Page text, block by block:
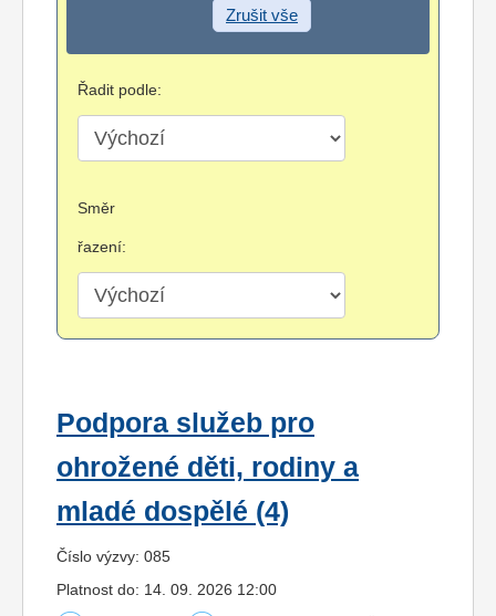
Zrušit vše
Řadit podle:
Směr
řazení:
Podpora služeb pro
ohrožené děti, rodiny a
mladé dospělé (4)
Číslo výzvy: 085
Platnost do: 14. 09. 2026 12:00